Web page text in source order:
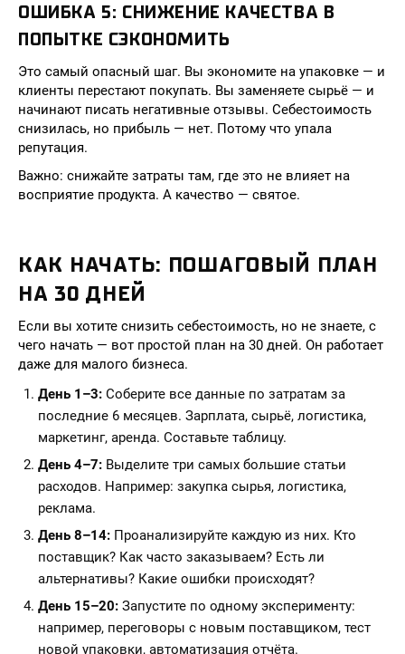
ОШИБКА 5: СНИЖЕНИЕ КАЧЕСТВА В
ПОПЫТКЕ СЭКОНОМИТЬ
Это самый опасный шаг. Вы экономите на упаковке — и
клиенты перестают покупать. Вы заменяете сырьё — и
начинают писать негативные отзывы. Себестоимость
снизилась, но прибыль — нет. Потому что упала
репутация.
Важно: снижайте затраты там, где это не влияет на
восприятие продукта. А качество — святое.
КАК НАЧАТЬ: ПОШАГОВЫЙ ПЛАН
НА 30 ДНЕЙ
Если вы хотите снизить себестоимость, но не знаете, с
чего начать — вот простой план на 30 дней. Он работает
даже для малого бизнеса.
День 1–3: Соберите все данные по затратам за
последние 6 месяцев. Зарплата, сырьё, логистика,
маркетинг, аренда. Составьте таблицу.
День 4–7: Выделите три самых большие статьи
расходов. Например: закупка сырья, логистика,
реклама.
День 8–14: Проанализируйте каждую из них. Кто
поставщик? Как часто заказываем? Есть ли
альтернативы? Какие ошибки происходят?
День 15–20: Запустите по одному эксперименту:
например, переговоры с новым поставщиком, тест
новой упаковки, автоматизация отчёта.